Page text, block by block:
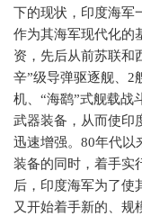
下的现状，印度海军
作为其海军现代化的
资，先后从前苏联和
辛”级导弹驱逐舰、 2
机、“海鹞”式舰载战
武器装备，从而使印
迅速增强。 80年代以
装备的同时，着手实
后，印度海军为了使
又开始着手新的、规